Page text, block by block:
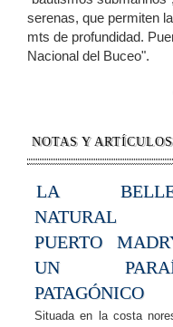
serenas, que permiten
mts de profundidad.
Nacional del Buceo".
NOTAS Y ARTÍCULOS
LA
NATURAL
PUERTO
UN
PATAGÓNICO
Situada en la costa